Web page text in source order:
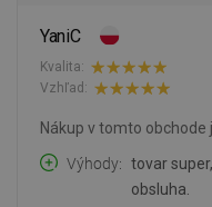
YaniC
Kvalita:
Vzhľad:
Nákup v tomto obchode
Výhody
tovar
obsluha.